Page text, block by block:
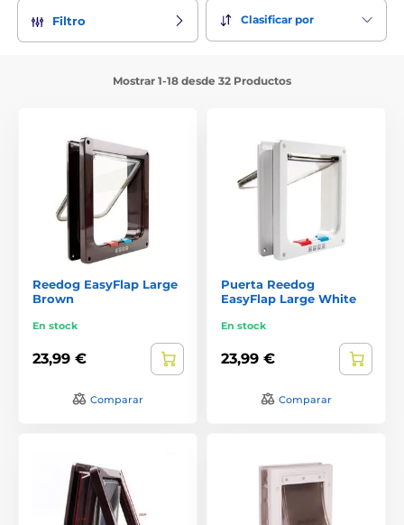
Filtro Clasificar por
Mostrar 1-18 desde 32 Productos
Reedog EasyFlap Large
Brown
En stock
23,99 €
Comparar
Puerta Reedog
EasyFlap Large White
En stock
23,99 €
Comparar